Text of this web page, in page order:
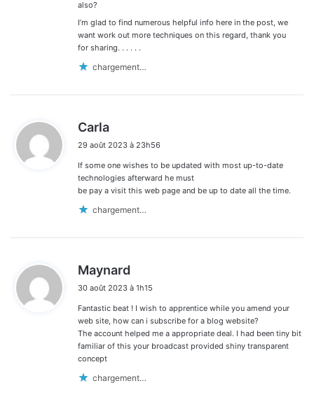
also?
I’m glad to find numerous helpful info here in the post, we
want work out more techniques on this regard, thank you
for sharing. . . . . .
chargement…
Carla
t
:
29 août 2023 à 23h56
If some one wishes to be updated with most up-to-date
technologies afterward he must
be pay a visit this web page and be up to date all the time.
chargement…
Maynard
t
:
30 août 2023 à 1h15
Fantastic beat ! I wish to apprentice while you amend your
web site, how can i subscribe for a blog website?
The account helped me a appropriate deal. I had been tiny bit
familiar of this your broadcast provided shiny transparent
concept
chargement…